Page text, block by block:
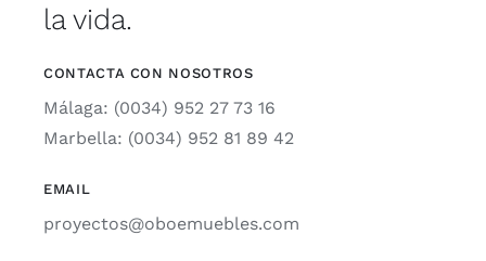
la vida.
CONTACTA CON NOSOTROS
Málaga: (0034) 952 27 73 16
Marbella: (0034) 952 81 89 42
EMAIL
proyectos@oboemuebles.com